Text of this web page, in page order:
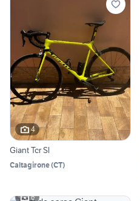
4
Giant Tcr Sl
Caltagirone(CT)
6